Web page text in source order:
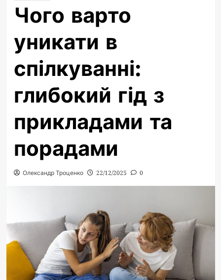
Чого варто
уникати в
спілкуванні:
глибокий гід з
прикладами та
порадами
Олександр Троценко 22/12/2025 0